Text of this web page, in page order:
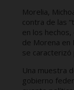
Morelia,
contra de las
en los
de Morena en
se
Una muestra
gobierno